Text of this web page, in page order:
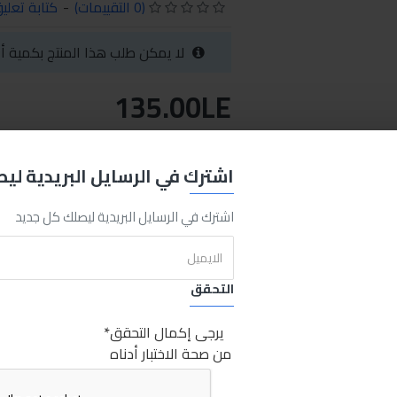
اشترك في الرسايل البريدية
اشترك في الرسايل البريدية ليصلك كل جديد
التحقق
يرجى إكمال التحقق
من صحة الاختبار أدناه
(0 التقييمات) - كتابة
135.00LE
اضافة للسلة اشتري الان
لا يمكن طلب هذا المنتج بكمية
sabry
sabry stores